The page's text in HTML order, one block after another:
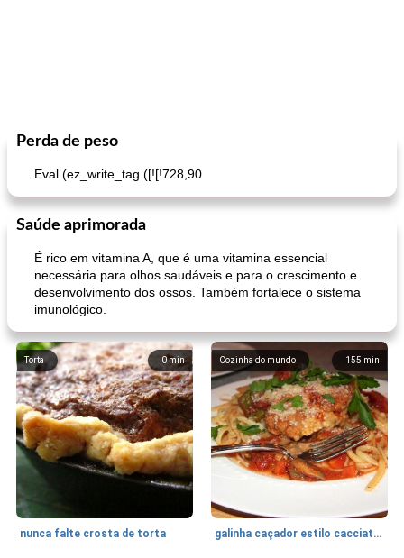
Perda de peso
Eval (ez_write_tag ([![!728,90
Saúde aprimorada
É rico em vitamina A, que é uma vitamina essencial
necessária para olhos saudáveis ​​e para o crescimento e
desenvolvimento dos ossos. Também fortalece o sistema
imunológico.
0min
Torta
nunca falte crosta de torta
155 min
Cozinha do mundo
galinha caçador estilo cacciatore